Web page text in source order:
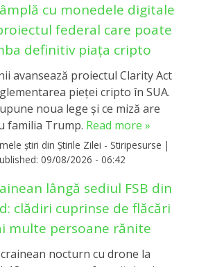
cu monedele digitale
federal care poate
definitiv piața cripto
avansează proiectul Clarity Act
pieței cripto în SUA.
noua lege și ce miză are
familia Trump. Read more »
știri din Știrile Zilei - Stiripesurse |
09/08/2026 - 06:42
lângă sediul FSB din
clădiri cuprinse de flăcări
multe persoane rănite
nocturn cu drone la